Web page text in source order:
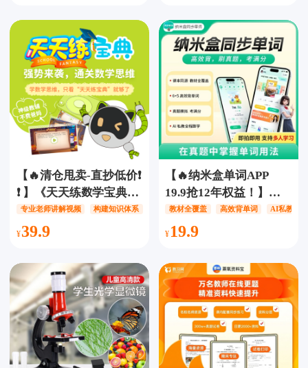
提升营S1-S5选一阶段，
12种阅读方法，分龄阅
读规划，AI交互+实战训
练
【🔥清仓甩卖-直抄低价❗️
❗️ 】《天天练数学宝典》
4个知识点视频，17个教
学视频，4个教学模板，
图，直观构建知识体
系，从学知识到做练
习，同步课内知识到锻
炼数学思维，这一套就
够了
专业老师讲解视频 构建知识体系 培养数学思维
39.9
效科学背单词打造的
APP！包括小初高全国
所有省市英语教材，新
概念、剑桥、英语四六
级、考研留学等课内课
外全套资源！
【🔥纳米盒单词APP
19.9抢12年权益！】高
效背词 +AI 课本口语+真
题冲刺练，英语学习一
教材全覆盖 高效背单词 AI私教全
19.9